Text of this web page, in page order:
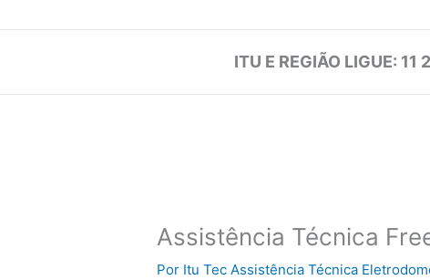
ITU E REGIÃO LIGUE:
Assistência Técnica
Por Itu Tec Assistência Técnica